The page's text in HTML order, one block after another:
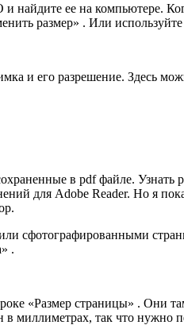
найдите ее на компьютере.
размер» . Или
и его разрешение. Здесь
в pdf файле. Узнать
для Adobe Reader. Но я
сфотографированными
.
«Размер страницы» . Они
так что нужно